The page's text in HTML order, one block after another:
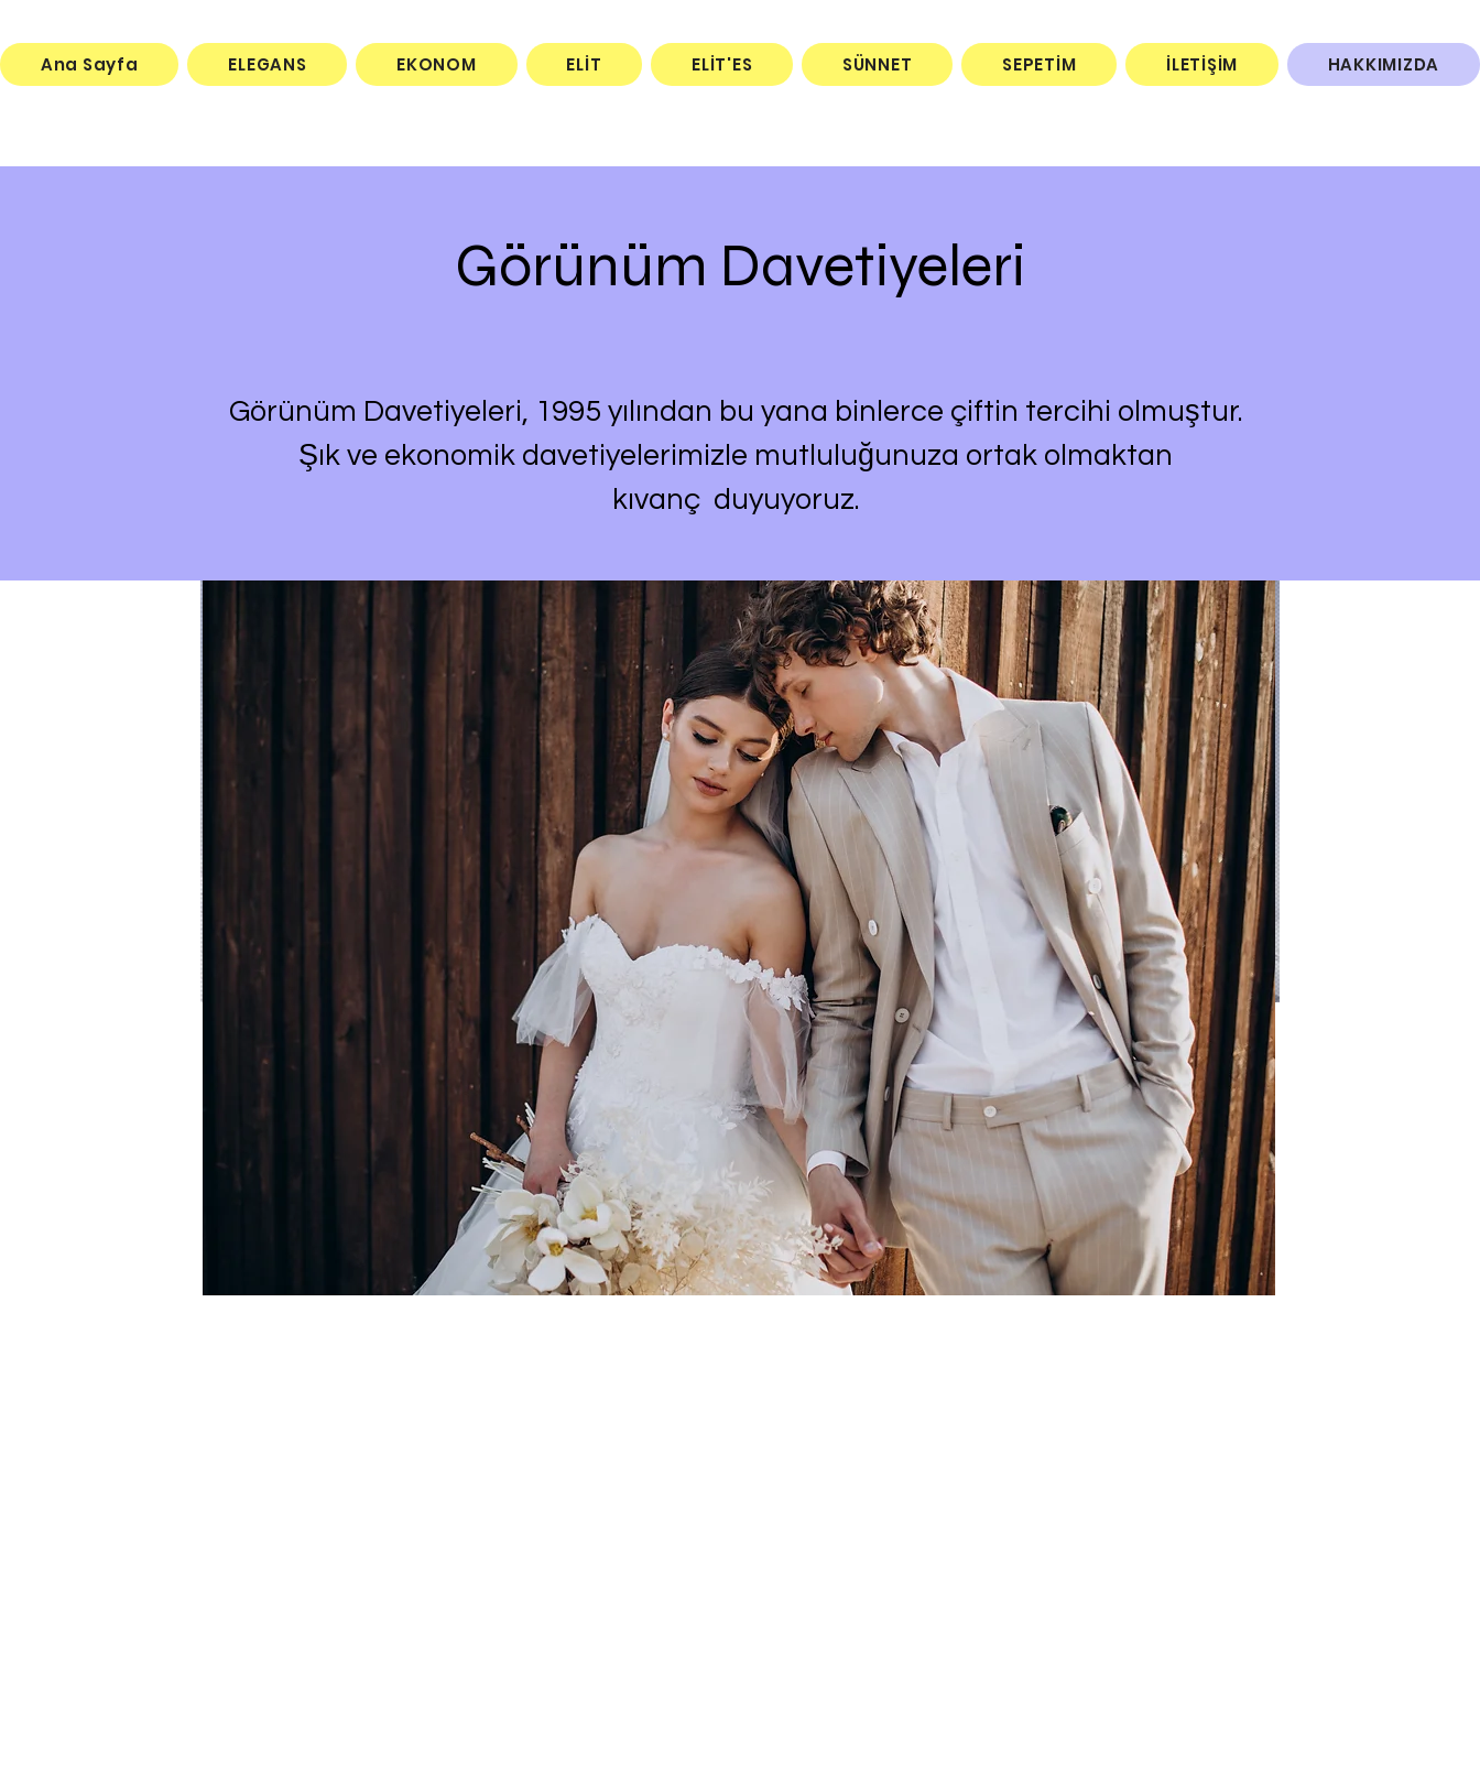
Ana Sayfa ELEGANS EKONOM ELİT ELİT'ES SÜNNET SEPETİM İLETİŞİM HAKKIMIZDA
Görünüm Davetiyeleri
Görünüm Davetiyeleri, 1995 yılından bu yana binlerce çiftin tercihi olmuştur.
Şık ve ekonomik davetiyelerimizle mutluluğunuza ortak olmaktan
kıvanç duyuyoruz.
Our Story